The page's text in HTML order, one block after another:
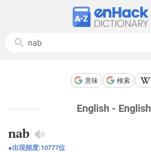
意味 検索
English - English
nab
出現頻度:10777位